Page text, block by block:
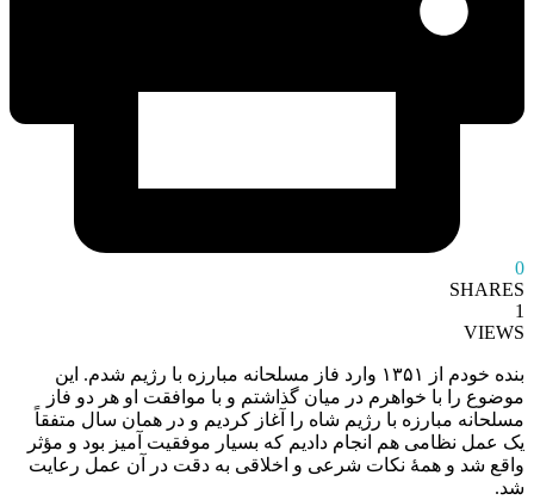
0
SHARES
1
VIEWS
بنده خودم از ۱۳۵۱ وارد فاز مسلحانه مبارزه با رژیم شدم. این
موضوع را با خواهرم در میان گذاشتم و با موافقت او هر دو فاز
مسلحانه مبارزه با رژیم شاه را آغاز کردیم و در همان سال متفقاً
یک عمل نظامی هم انجام دادیم که بسیار موفقیت آمیز بود و مؤثر
واقع شد و همۀ نکات شرعی و اخلاقی به دقت در آن عمل رعایت
شد.